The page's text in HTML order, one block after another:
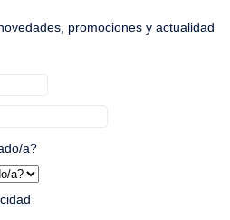
promociones y actualidad
a?